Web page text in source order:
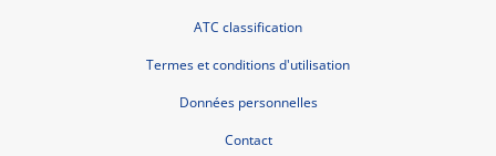
ATC classification
Termes et conditions d'utilisation
Données personnelles
Contact